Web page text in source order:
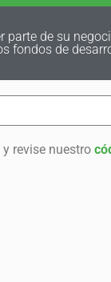
parte de su
fondos de
revise nuestro